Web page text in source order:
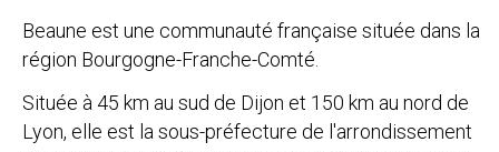
Beaune est une communauté française située dans la
région Bourgogne-Franche-Comté.
Située à 45 km au sud de Dijon et 150 km au nord de
Lyon, elle est la sous-préfecture de l'arrondissement